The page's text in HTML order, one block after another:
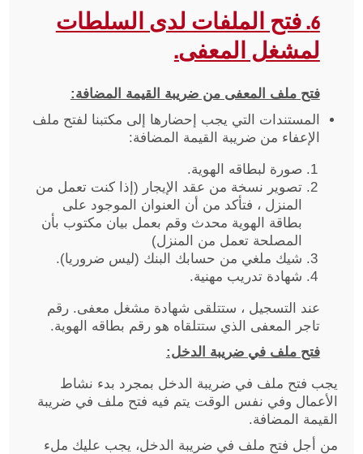
6. فتح الملفات لدى السلطات
لمشغل المعفى.
فتح ملف المعفى من ضريبة القيمة المضافة:
المستندات التي يجب إحضارها إلى مكتبنا لفتح ملف
الإعفاء من ضريبة القيمة المضافة:
صورة لبطاقه الهوية.
تصوير نسخة من عقد الإيجار (إذا كنت تعمل من
المنزل ، فتأكد من أن العنوان الموجود على
بطاقة الهوية محدث وقم بعمل بيان مكتوب بأن
المصلحة تعمل من المنزل)
شيك ملغي من حسابك البنك (ليس ضروريا).
شهادة تدريب مهنية.
عند التسجيل ، ستتلقى شهادة مشغل معفى. رقم
تاجر المعفى الذي ستتلقاه هو رقم بطاقه الهوية.
فتح ملف في ضريبة الدخل:
يجب فتح ملف في ضريبة الدخل بمجرد بدء نشاط
الأعمال وفي نفس الوقت يتم فيه فتح ملف في ضريبة
القيمة المضافة.
من أجل فتح ملف في ضريبة الدخل، يجب عليك ملء